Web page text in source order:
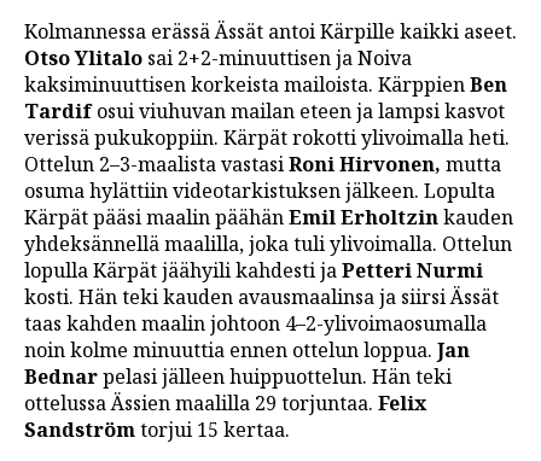
Kolmannessa erässä Ässät antoi Kärpille kaikki aseet.
Otso Ylitalo sai 2+2-minuuttisen ja Noiva
kaksiminuuttisen korkeista mailoista. KärppienBen
Tardifosui viuhuvan mailan eteen ja lampsi kasvot
verissä pukukoppiin. Kärpät rokotti ylivoimalla heti.
Ottelun 2–3-maalista vastasiRoni Hirvonen, mutta
osuma hylättiin videotarkistuksen jälkeen. Lopulta
Kärpät pääsi maalin päähänEmil Erholtzinkauden
yhdeksännellä maalilla, joka tuli ylivoimalla. Ottelun
lopulla Kärpät jäähyili kahdesti jaPetteri Nurmi
kosti. Hän teki kauden avausmaalinsa ja siirsi Ässät
taas kahden maalin johtoon 4–2-ylivoimaosumalla
noin kolme minuuttia ennen ottelun loppua. Jan
Bednarpelasi jälleen huippuottelun. Hän teki
ottelussa Ässien maalilla 29 torjuntaa. Felix
Sandströmtorjui 15 kertaa.